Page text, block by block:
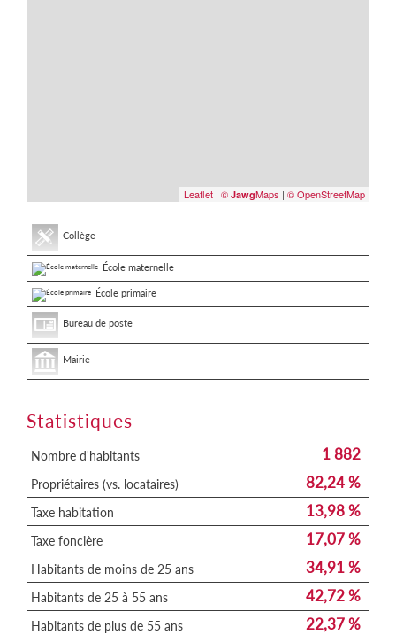
Leaflet | © JawgMaps | © OpenStreetMap
Collège
École maternelle
École primaire
Bureau de poste
Mairie
Statistiques
Nombre d'habitants 1 882
Propriétaires (vs. locataires) 82,24 %
Taxe habitation 13,98 %
Taxe foncière 17,07 %
Habitants de moins de 25 ans 34,91 %
Habitants de 25 à 55 ans 42,72 %
Habitants de plus de 55 ans 22,37 %